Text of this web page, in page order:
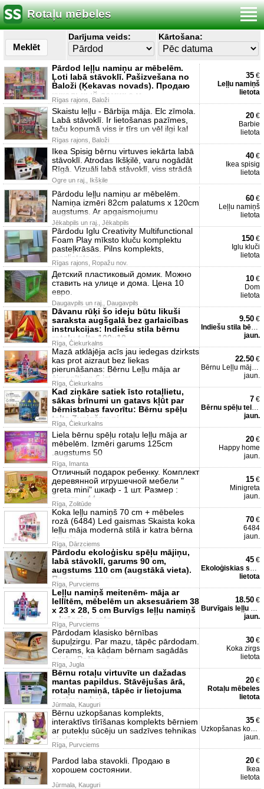
Rotaļu mēbeles
Meklēt
Darījuma veids: Kārtošana:
Pārdod leļļu namiņu ar mēbelēm.
Ļoti labā stāvoklī. Pašizvešana no
Baloži (Ķekavas novads). Продаю
кукольный домик с м
Rīgas rajons, Baloži
35 €
Leļļu namiņš
lietota
Skaistu leļļu - Bārbija māja. Elc zīmola.
Labā stāvoklī. Ir lietošanas pazīmes,
taču kopumā viss ir tīrs un vēl ilgi kal
Rīgas rajons, Baloži
20 €
Barbie
lietota
Ikea Spisig bērnu virtuves iekārta labā
stāvoklī. Atrodas Ikšķilē, varu nogādāt
Rīgā. Vizuāli labā stāvoklī, viss strādā
Ogre un raj., Ikšķile
40 €
Ikea spisig
lietota
Pārdodu leļļu namiņu ar mēbelēm.
Namiņa izmēri 82cm palatums x 120cm
augstums. Ar apgaismojumu
Jēkabpils un raj., Jēkabpils
60 €
Leļļu namiņš
lietota
Pārdodu Iglu Creativity Multifunctional
Foam Play mīksto kluču komplektu
pasteļkrāsās. Pilns komplekts,
mazlietots un
Rīgas rajons, Ropažu nov.
150 €
Iglu kluči
lietota
Детский пластиковый домик. Можно
ставить на улице и дома. Цена 10
евро.
Daugavpils un raj., Daugavpils
10 €
Dom
lietota
Dāvanu rūķi šo ideju būtu likuši
saraksta augšgalā bez garlaicības
instrukcijas: Indiešu stila bērnu
rotaļu telts 100x10
Rīga, Čiekurkalns
9.50 €
Indiešu stila bērnu rotaļ
jaun.
Mazā atklājēja acīs jau iedegas dzirksts
kas prot aizraut bez liekas
pierunāšanas: Bērnu Leļļu māja ar
ģimenīti un 6 ist
Rīga, Čiekurkalns
22.50 €
Bērnu Leļļu māja ar ģimen
jaun.
Kad ziņkāre satiek īsto rotaļlietu,
sākas brīnumi un gatavs kļūt par
bērnistabas favorītu: Bērnu spēļu
telts Zvaigžņu pi
Rīga, Čiekurkalns
7 €
Bērnu spēļu telts Zvaigžņ
jaun.
Liela bērnu spēļu rotaļu leļļu māja ar
mēbelēm. Izmēri garums 125cm
.augstums 50
Rīga, Imanta
20 €
Happy home
jaun.
Отличный подарок ребенку. Комплект
деревянной игрушечной мебели "
greta mini" шкаф - 1 шт. Размер :
высота - 44 с
Rīga, Zolitūde
15 €
Minigreta
jaun.
Koka leļļu namiņš 70 cm + mēbeles
rozā (6484) Led gaismas Skaista koka
leļļu māja modernā stilā ir katra bērna
sapnis
Rīga, Dārzciems
70 €
6484
jaun.
Pārdodu ekoloģisku spēļu mājiņu,
labā stāvoklī, garums 90 cm,
augstums 110 cm (augstākā vieta).
Продаю, экологически
Rīga, Purvciems
45 €
Ekoloģiskias spēļu mājiņš
lietota
Leļļu namiņš meitenēm- māja ar
lellītēm, mēbelēm un aksesuāriem 38
x 23 x 28, 5 cm Burvīgs leļļu namiņš
– krāsaina rota
Rīga, Purvciems
18.50 €
Burvīgais leļļu namiņš
jaun.
Pārdodam klasisko bērnības
šupuļzirgu. Par mazu, tāpēc pārdodam.
Cerams, ka kādam bērnam sagādās
prieku Pašizvešana v
Rīga, Jugla
30 €
Koka zirgs
lietota
Bērnu rotaļu virtuvīte un dažadas
mantas papildus. Stāvējušas ārā,
rotaļu namiņā, tāpēc ir lietojuma
pazīmes, bet va
Jūrmala, Kauguri
20 €
Rotaļu mēbeles
lietota
Bērnu uzkopšanas komplekts,
interaktīvs tīrīšanas komplekts bērniem
ar putekļu sūcēju un sadzīves tehnikas
piederumiem
Rīga, Purvciems
35 €
Uzkopšanas komplekts
jaun.
Pardod laba stavokli. Продаю в
хорошем состоянии.
Jūrmala, Kauguri
20 €
Ikea
lietota